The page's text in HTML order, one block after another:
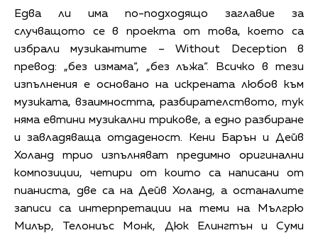
Едва ли има по-подходящо заглавие за
случващото се в проекта от това, което са
избрали музикантите – Without Deception в
превод: „без измама“, „без лъжа“. Всичко в тези
изпълнения е основано на искрената любов към
музиката, взаимността, разбирателството, тук
няма евтини музикални трикове, а едно разбиране
и завладяваща отдаденост. Кени Барън и Дейв
Холанд трио изпълняват предимно оригинални
композиции, четири от които са написани от
пианиста, две са на Дейв Холанд, а останалите
записи са интерпретации на теми на Мългрю
Милър, Телониъс Монк, Дюк Елингтън и Суми